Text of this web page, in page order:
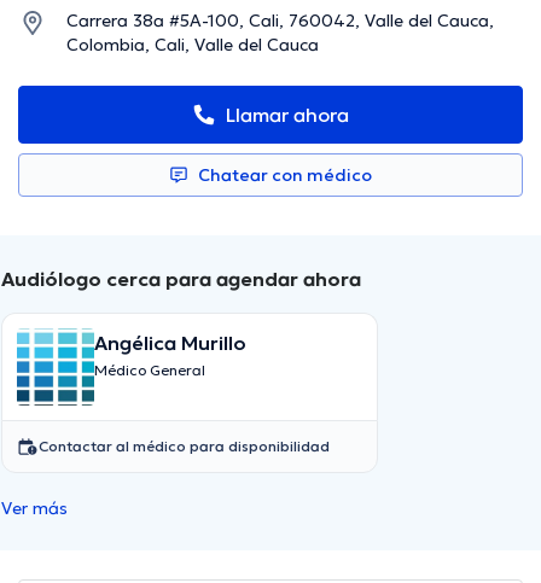
Carrera 38a #5A-100, Cali, 760042, Valle del Cauca,
Colombia, Cali, Valle del Cauca
Llamar ahora
Chatear con médico
Audiólogo cerca para agendar ahora
Angélica Murillo
Médico General
Contactar al médico para disponibilidad
Ver más